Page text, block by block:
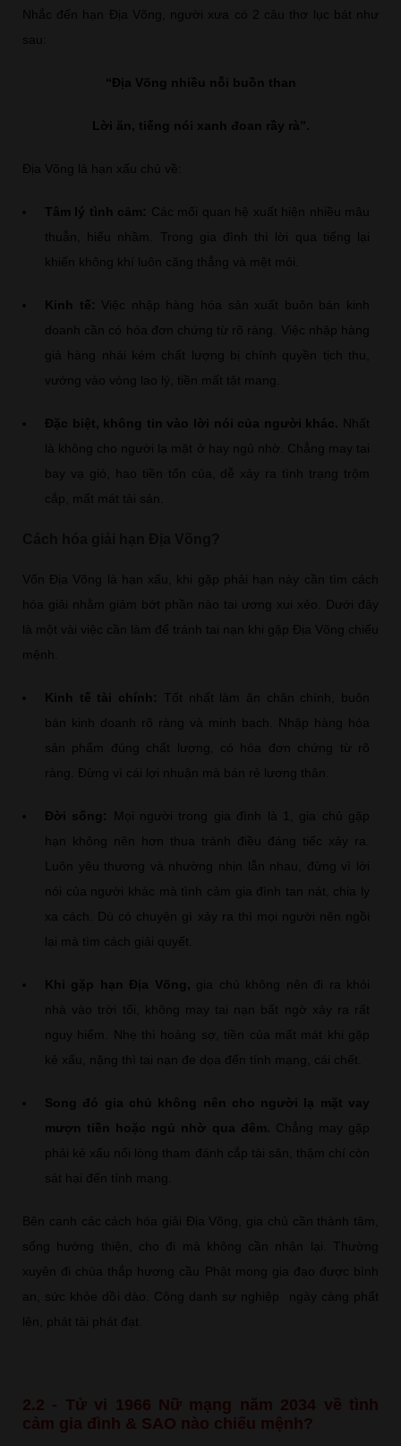
Nhắc đến hạn Địa Võng, người xưa có 2 câu thơ lục bát như
sau:
“Địa Võng nhiều nỗi buồn than
Lời ăn, tiếng nói xanh đoan rầy rà”.
Địa Võng là hạn xấu chủ về:
Tâm lý tình cảm: Các mối quan hệ xuất hiện nhiều mâu
thuẫn, hiểu nhầm. Trong gia đình thì lời qua tiếng lại
khiến không khí luôn căng thẳng và mệt mỏi.
Kinh tế: Việc nhập hàng hóa sản xuất buôn bán kinh
doanh cần có hóa đơn chứng từ rõ ràng. Việc nhập hàng
giả hàng nhái kém chất lượng bị chính quyền tịch thu,
vướng vào vòng lao lý, tiền mất tật mang.
Đặc biệt, không tin vào lời nói của người khác.
Nhất
là không cho người lạ mặt ở hay ngủ nhờ. Chẳng may tai
bay vạ gió, hao tiền tốn của, dễ xảy ra tình trạng trộm
cắp, mất mát tài sản.
Vốn Địa Võng là hạn xấu, khi gặp phải hạn này cần tìm cách
hóa giải nhằm giảm bớt phần nào tai ương xui xẻo. Dưới đây
là một vài việc cần làm để tránh tai nạn khi gặp Địa Võng chiếu
mệnh.
Kinh tế tài chính:
Tốt nhất làm ăn chân chính, buôn
bán kinh doanh rõ ràng và minh bạch. Nhập hàng hóa
sản phẩm đúng chất lượng, có hóa đơn chứng từ rõ
ràng. Đừng vì cái lợi nhuận mà bán rẻ lương thân.
Đời sống:
Mọi người trong gia đình là 1, gia chủ gặp
hạn không nên hơn thua tránh điều đáng tiếc xảy ra.
Luôn yêu thương và nhường nhịn lẫn nhau, đừng vì lời
nói của người khác mà tình cảm gia đình tan nát, chia ly
xa cách. Dù có chuyện gì xảy ra thì mọi người nên ngồi
lại mà tìm cách giải quyết.
Khi gặp hạn Địa Võng, gia chủ không nên đi ra khỏi
nhà vào trời tối, không may tai nạn bất ngờ xảy ra rất
nguy hiểm. Nhẹ thì hoảng sợ, tiền của mất mát khi gặp
kẻ xấu, nặng thì tai nạn đe dọa đến tính mạng, cái chết.
Song đó gia chủ không nên cho người lạ mặt vay
mượn tiền hoặc ngủ nhờ qua đêm. Chẳng may gặp
phải kẻ xấu nổi lòng tham đánh cắp tài sản, thậm chí còn
sát hại đến tính mạng.
Bên cạnh các cách hóa giải Địa Võng, gia chủ cần thành tâm,
sống hướng thiện, cho đi mà không cần nhận lại. Thường
xuyên đi chùa thắp hương cầu Phật mong gia đạo được bình
an, sức khỏe dồi dào. Công danh sự nghiệp ngày càng phất
lên, phát tài phát đạt.
2.2 - Tử vi 1966 Nữ mạng năm 2034 về tình
cảm gia đình & SAO nào chiếu mệnh?